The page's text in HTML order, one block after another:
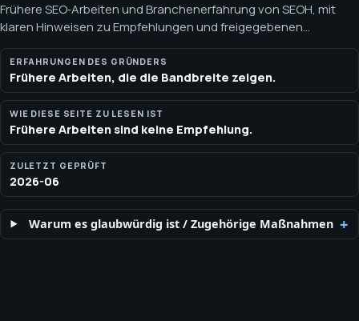
Frühere SEO‑Arbeiten und Branchenerfahrung von SEOH, mit
klaren Hinweisen zu Empfehlungen und freigegebenen
Kundennachweisen. Die Liste zeigt Branchenerfahrung und
öffentlich zugänglichen Karrierekontext. Logos, Testimonials,
namentlich genannte Ergebnisse oder aktuelle
Kundenbeziehungen werden nur mit Erlaubnis gezeigt.
ERFAHRUNGEN DES GRÜNDERS
Frühere Arbeiten, die die Bandbreite zeigen.
WIE DIESE SEITE ZU LESEN IST
Frühere Arbeiten sind keine Empfehlung.
ZULETZT GEPRÜFT
2026-06
Warum es glaubwürdig ist /Zugehörige Maßnahmen